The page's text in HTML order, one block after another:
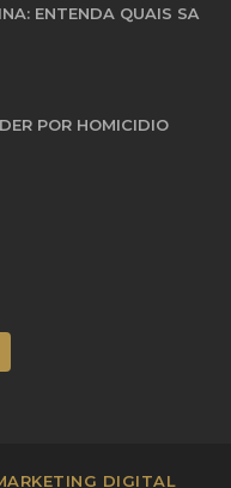
ENTENDA QUAIS SÃ
POR HOMICÍDIO
DIGITAL